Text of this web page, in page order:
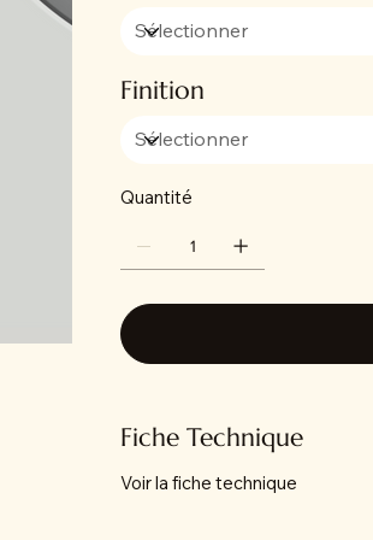
Finition
Quantité
Fiche Technique
Voir la fiche technique